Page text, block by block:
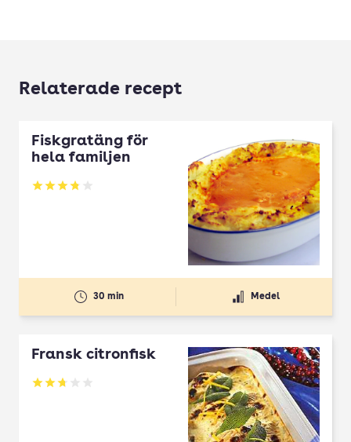
Relaterade recept
Fiskgratäng för
hela familjen
Betyg: 3.77 av 5
30 min Medel
Fransk citronfisk
Betyg: 2.71 av 5